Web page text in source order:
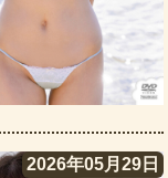
2026年05月29日